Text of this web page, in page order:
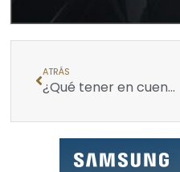
ATRÁS
¿Qué tener en cuenta al elegir dentista?